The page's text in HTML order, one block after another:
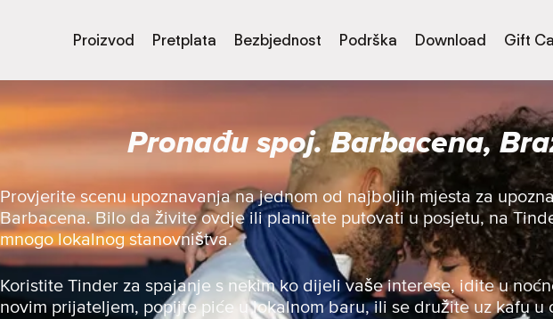
Proizvod Pretplata Bezbjednost Podrška Download Gift
Pronađu spoj. Barbacena,
Provjerite scenu upoznavanja na jednom od najboljih mjesta za
Barbacena. Bilo da živite ovdje ili planirate putovati u posjetu, na
mnogo lokalnog stanovništva.
Koristite Tinder za spajanje s nekim ko dijeli vaše interese, idite u
novim prijateljem, popijte piće u lokalnom baru, ili se družite uz kafu u